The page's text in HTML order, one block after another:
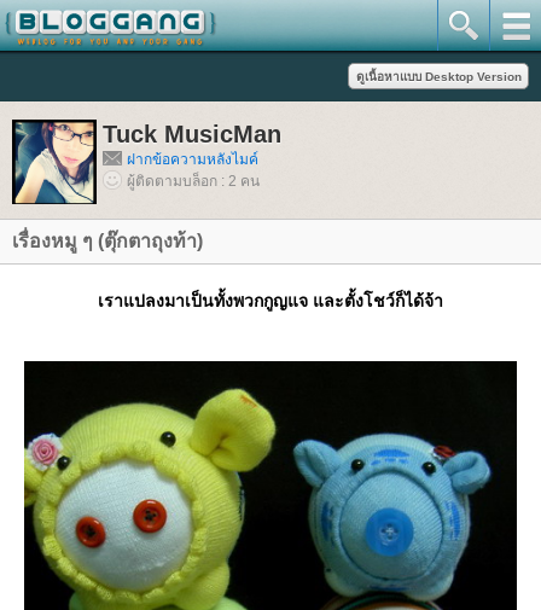
Tuck MusicMan
ฝากข้อความหลังไมค์
ผู้ติดตามบล็อก : 2 คน
เรื่องหมู ๆ (ตุ๊กตาถุงท้า)
เราแปลงมาเป็นทั้งพวกกูญแจ และตั้งโชว์ก็ได้จ้า